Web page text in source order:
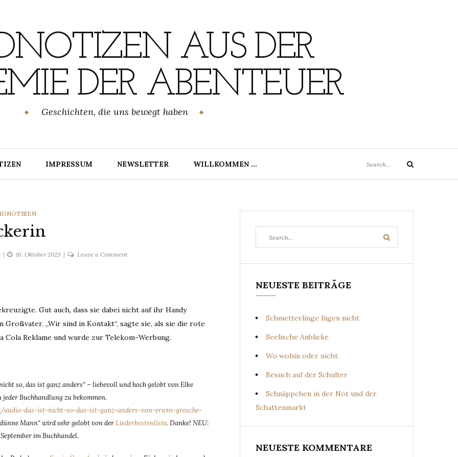
AUS DER
DER ABENTEUER
Geschichten, die uns bewegt haben
IMPRESSUM NEWSLETTER WILLKOMMEN …
for:
Search
16. Oktober 2023 Leave a Commenton
Gut auch, dass sie dabei nicht auf ihr Handy
„Wir sind in Kontakt“, sagte sie, als sie die rote
Reklame und wurde zur Telekom-Werbung.
so, das ist ganz anders“ – liebevoll und hoch gelobt von Elke
Buchhandlung zu bekommen.
das-ist-nicht-so-das-ist-ganz-anders-von-erwin-grosche-
Mann“ wird sehr gelobt von derLiederbestenliste. Danke! NEU:
im Buchhandel.
for:
Search
NEUESTE BEITRÄGE
Schmetterlinge lügen nicht
Seelische Anblicke
Wo wohin oder nicht
Besuch auf der Schulter
Schnäppchen in der Not und der
Schattenmarkt
NEUESTE KOMMENTARE